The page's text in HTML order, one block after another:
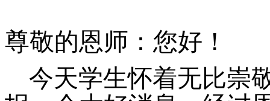
尊敬的恩师：您好！
今天学生怀着无比崇